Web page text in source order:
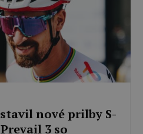
nové prilby S-
3 so